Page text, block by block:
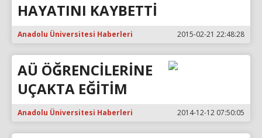
HAYATINI KAYBETTİ
Anadolu Üniversitesi Haberleri 2015-02-21 22:48:28
AÜ ÖĞRENCİLERİNE
UÇAKTA EĞİTİM
Anadolu Üniversitesi Haberleri 2014-12-12 07:50:05